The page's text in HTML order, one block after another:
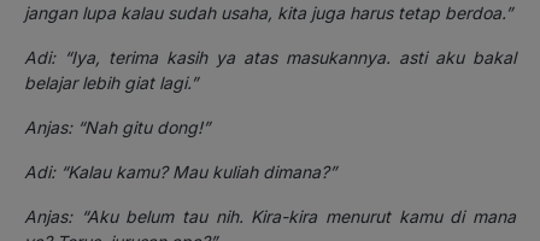
jangan lupa kalau sudah usaha, kita juga harus tetap berdoa.”
Adi: “Iya, terima kasih ya atas masukannya. asti aku bakal
belajar lebih giat lagi.”
Anjas: “Nah gitu dong!”
Adi: “Kalau kamu? Mau kuliah dimana?”
Anjas: “Aku belum tau nih. Kira-kira menurut kamu di mana